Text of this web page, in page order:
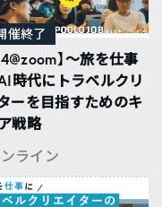
催終了
】〜旅を仕事
時代にトラベルクリ
ーを目指すためのキ
戦略
ライン